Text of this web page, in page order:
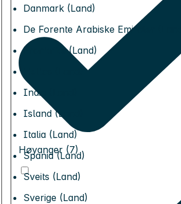
Danmark (Land)
De Forente Arabiske Emirater (Land)
Frankrike (Land)
India (Land)
Island (Land)
Italia (Land)
Spania (Land)
Sveits (Land)
Sverige (Land)
Høyanger (7)